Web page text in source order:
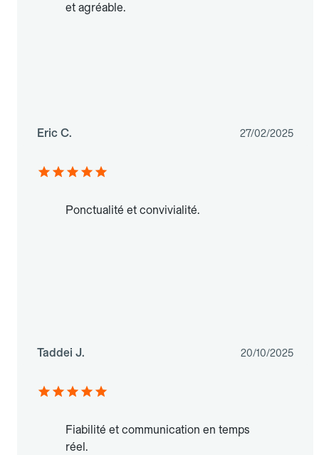
et agréable.
Eric C. 27/02/2025
Ponctualité et convivialité.
Taddei J. 20/10/2025
Fiabilité et communication en temps
réel.